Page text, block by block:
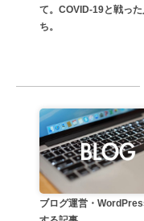
て。COVID-19と戦った
ち。
ブログ運営・